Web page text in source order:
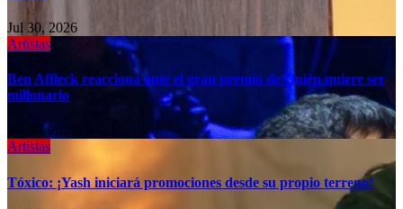
Jul 30, 2026
Artistas
Ben Affleck reacciona ante el gran premio de Quién quiere ser
millonario
Jul 30, 2026
Artistas
Tóxico: ¡Yash iniciará promociones desde su propio terreno!